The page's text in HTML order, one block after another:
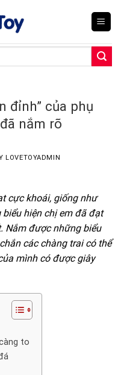
đỉnh” của phụ
nắm rõ
LOVETOYADMIN
cực khoái, giống như
hiện chị em đã đạt
Nắm được những biểu
các chàng trai có thể
mình có được giây
to